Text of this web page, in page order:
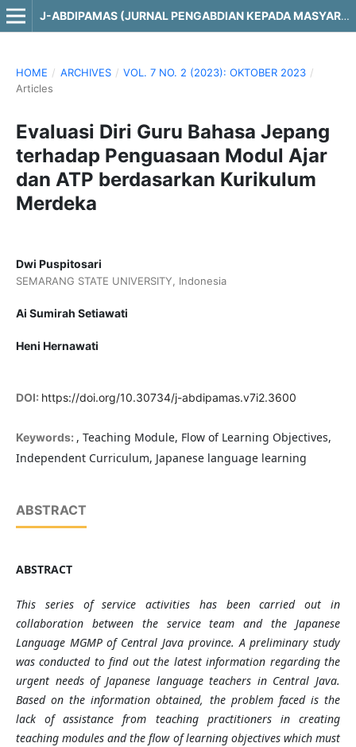
J-ABDIPAMAS (JURNAL PENGABDIAN KEPADA MASYARAKAT)
HOME / ARCHIVES / VOL. 7 NO. 2 (2023): OKTOBER 2023 /
Articles
Evaluasi Diri Guru Bahasa Jepang
terhadap Penguasaan Modul Ajar
dan ATP berdasarkan Kurikulum
Merdeka
Dwi Puspitosari
SEMARANG STATE UNIVERSITY, Indonesia
Ai Sumirah Setiawati
Heni Hernawati
DOI: https://doi.org/10.30734/j-abdipamas.v7i2.3600
Keywords: , Teaching Module, Flow of Learning Objectives,
Independent Curriculum, Japanese language learning
ABSTRACT
ABSTRACT
This series of service activities has been carried out in
collaboration between the service team and the Japanese
Language MGMP of Central Java province. A preliminary study
was conducted to find out the latest information regarding the
urgent needs of Japanese language teachers in Central Java.
Based on the information obtained, the problem faced is the
lack of assistance from teaching practitioners in creating
teaching modules and the flow of learning objectives which must